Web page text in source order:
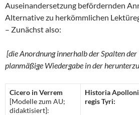
Auseinandersetzung befördernden
Alternative zu herkömmlichen
– Zunächst also:
[die Anordnung innerhalb der Spalten
planmäßige Wiedergabe in der
Cicero in Verrem
[Modelle zum AU;
didaktisiert]:
Historia
regis Tyri: